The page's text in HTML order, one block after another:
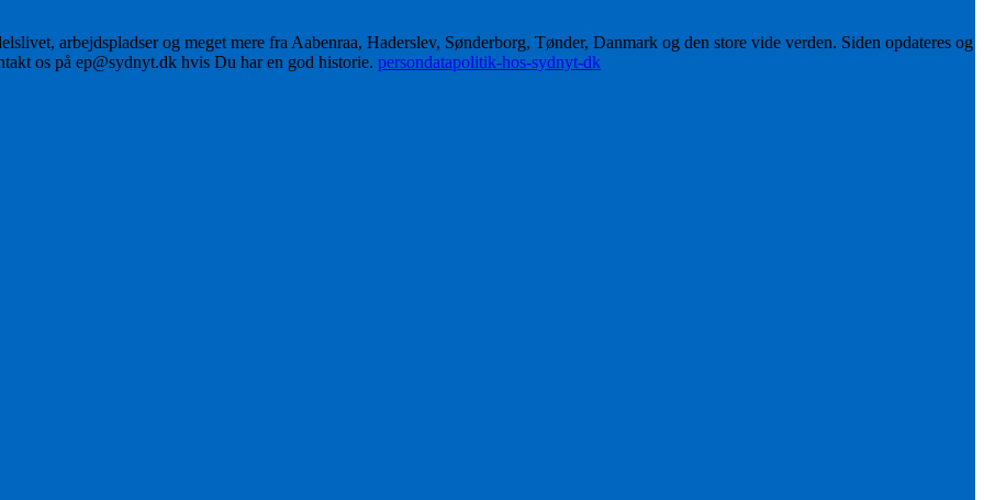
arbejdspladser og meget mere fra Aabenraa, Haderslev, Sønderborg, Tønder, Danmark og den store vide verden. Siden opdateres og
os på ep@sydnyt.dk hvis Du har en god historie. persondatapolitik-hos-sydnyt-dk